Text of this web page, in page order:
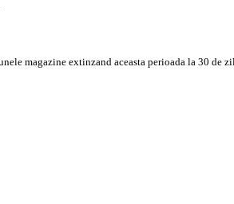
magazine extinzand aceasta perioada la 30 de